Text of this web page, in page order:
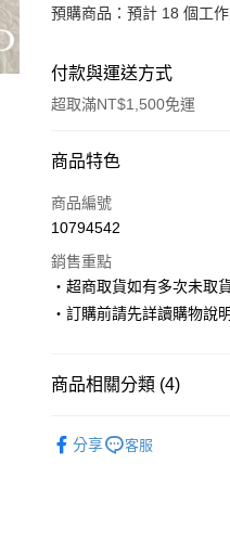
預購商品：預計 18 個工
付款與運送方式
超取滿NT$1,500免運
付款方式
信用卡一次付款
LINE Pay
Apple Pay
Google Pay
商品特色
商品編號
10794542
銷售重點
‧超商取貨如有多次未取
‧訂購前請先詳讀購物說
商品相關分類 (4)
分享 客服